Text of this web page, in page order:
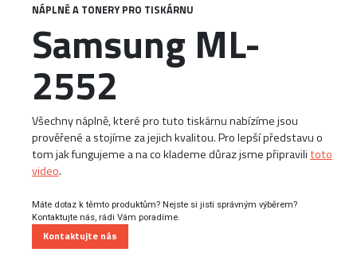
NÁPLNĚ A TONERY PRO TISKÁRNU
Samsung ML-
2552
Všechny náplně, které pro tuto tiskárnu nabízíme jsou
prověřené a stojíme za jejich kvalitou. Pro lepší představu o
tom jak fungujeme a na co klademe důraz jsme připravilitoto
video.
Máte dotaz k těmto produktům? Nejste si jisti správným výběrem?
Kontaktujte nás, rádi Vám poradíme.
Kontaktujte nás